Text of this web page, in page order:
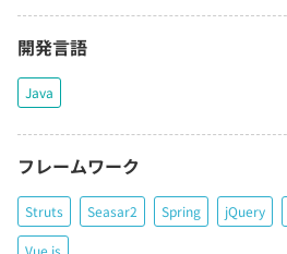
開発言語
Java
フレームワーク
Struts Seasar2 Spring jQuery